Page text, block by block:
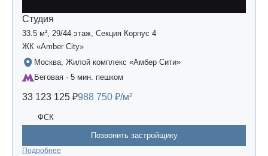
Студия
33.5 м², 29/44 этаж, Секция Корпус 4
ЖК «Amber Сity»
Москва, Жилой комплекс «Амбер Сити»
Беговая · 5 мин. пешком
33 123 125 ₽988 750 ₽/м²
ФСК
Позвонить застройщику
Подробнее